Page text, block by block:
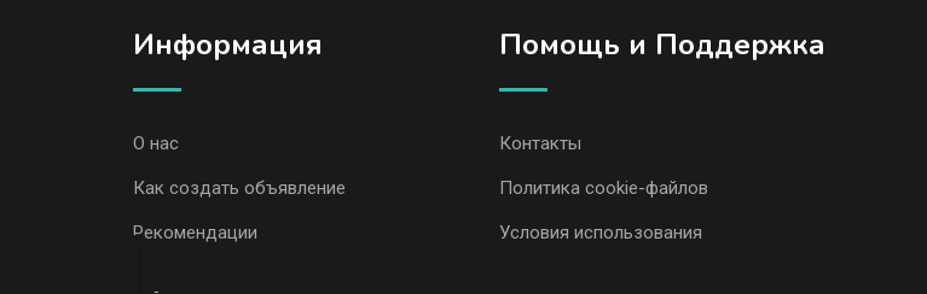
Информация
О нас
Как создать объявление
Рекомендации
Помощь и Поддержка
Контакты
Политика cookie-файлов
Условия использования